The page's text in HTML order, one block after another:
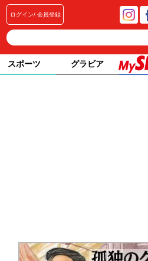
ログイン 会員登録
スポーツ グラビア